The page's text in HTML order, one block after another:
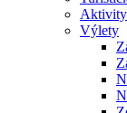
Aktivity
Výlety